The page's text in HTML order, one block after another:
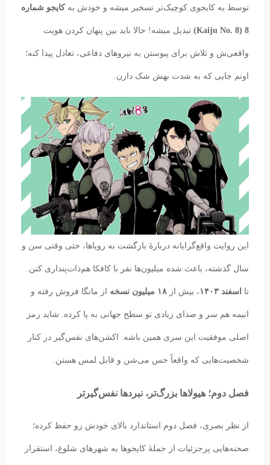
توسط یه کایجوی کوچیک‌تر تسخیر میشه و خودش به کایجو شماره
8 (Kaiju No. 8) تبدیل میشه! حالا باید بین پنهان کردن هویت
واقعی‌ش و تلاش برای پیوستن به نیروهای دفاعی، تعادل پیدا کنه؛
اونم جایی که به شدت بهش شک دارن.
این روایت واقع‌گرایانه دربارهٔ بازگشت به رویاها، حتی وقتی سن و
سال گذشته، باعث شده میلیون‌ها نفر با کافکا هم‌ذات‌پنداری کنن.
تا اسفند ۱۴۰۳ ، بیش از ۱۸ میلیون نسخه از مانگا فروش رفته و
انیمه هم سر و صدای زیادی تو سطح جهانی به پا کرده. شاید رمز
اصلی موفقیت این سری همین باشه: اکشن‌های نفس‌گیر در کنار
شخصیت‌هایی که واقعاً حس می‌شن و قابل لمس‌ هستن.
فصل دوم؛ هیولاها بزرگ‌تر، نبردها نفس‌گیرتر
از نظر بصری، فصل دوم استاندارد بالای خودش رو حفظ کرده؛
صحنه‌هایی پرجزئیات از حملهٔ کایجوها به شهرهای شلوغ، استقرار